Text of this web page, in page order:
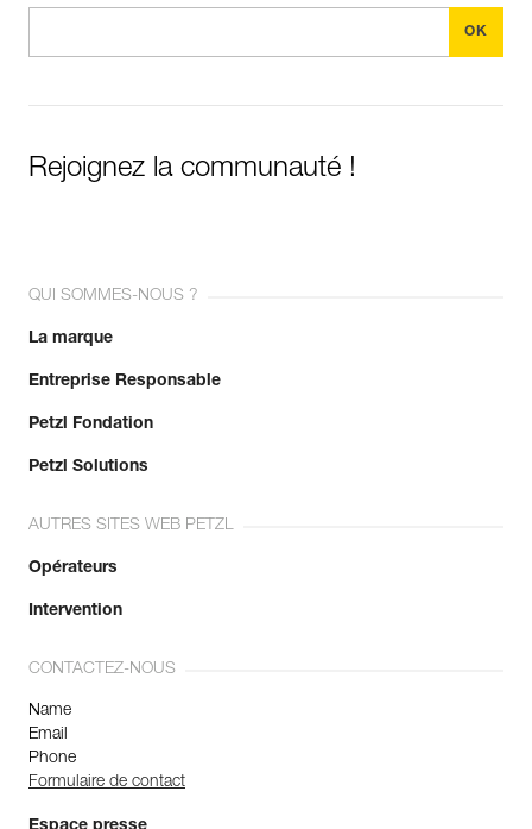
Rejoignez la communauté !
QUI SOMMES-NOUS ?
La marque
Entreprise Responsable
Petzl Fondation
Petzl Solutions
AUTRES SITES WEB PETZL
Opérateurs
Intervention
CONTACTEZ-NOUS
Name
Email
Phone
Formulaire de contact